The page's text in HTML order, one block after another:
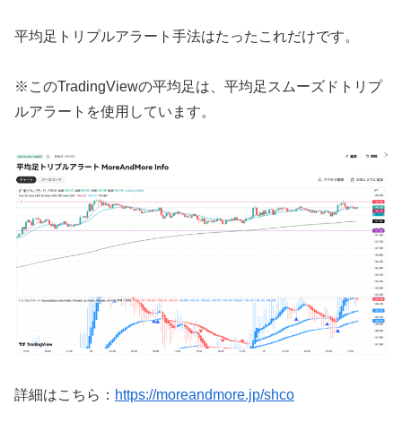
平均足トリプルアラート手法はたったこれだけです。
※このTradingViewの平均足は、平均足スムーズドトリプ
ルアラートを使用しています。
詳細はこちら： https://moreandmore.jp/shco